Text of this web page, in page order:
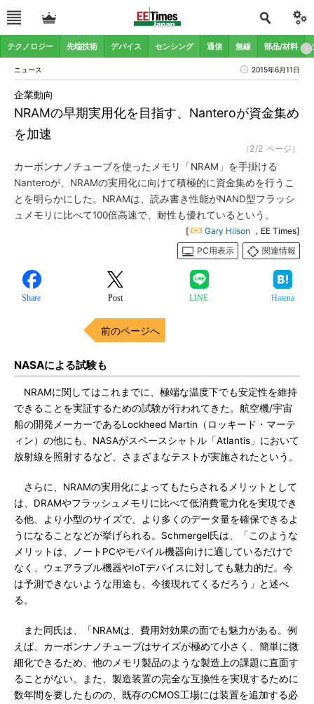
テクノロジー 先端技術 デバイス センシング 通信 無線 部品/材料
ニュース 2015年6月11日
NRAMの早期実用化を目指す、Nanteroが資金集め
を加速
企業動向
（2/2 ページ）
カーボンナノチューブを使ったメモリ「NRAM」を手掛ける
Nanteroが、NRAMの実用化に向けて積極的に資金集めを行うこ
とを明らかにした。NRAMは、読み書き性能がNAND型フラッシ
ュメモリに比べて100倍高速で、耐性も優れているという。
[ Gary Hilson ，EE Times]
PC用表示
関連情報
Share Post LINE Hatena
前のページへ
NASAによる試験も
NRAMに関してはこれまでに、極端な温度下でも安定性を維持
できることを実証するための試験が行われてきた。航空機/宇宙
船の開発メーカーであるLockheed Martin（ロッキード・マーテ
ィン）の他にも、NASAがスペースシャトル「Atlantis」において
放射線を照射するなど、さまざまなテストが実施されたという。
さらに、NRAMの実用化によってもたらされるメリットとして
は、DRAMやフラッシュメモリに比べて低消費電力化を実現でき
る他、より小型のサイズで、より多くのデータ量を確保できるよ
うになることなどが挙げられる。Schmergel氏は、「このような
メリットは、ノートPCやモバイル機器向けに適しているだけで
なく、ウェアラブル機器やIoTデバイスに対しても魅力的だ。今
は予測できないような用途も、今後現れてくるだろう」と述べ
る。
また同氏は、「NRAMは、費用対効果の面でも魅力がある。例
えば、カーボンナノチューブはサイズが極めて小さく、簡単に微
細化できるため、他のメモリ製品のような製造上の課題に直面す
ることがない。また、製造装置の完全な互換性を実現するために
数年間を要したものの、既存のCMOS工場には装置を追加する必